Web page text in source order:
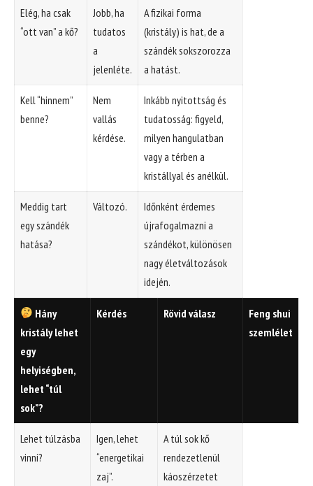
Elég, ha csak
“ott van” a kő?
Jobb, ha
tudatos
a
jelenléte.
A fizikai forma
(kristály) is hat, de a
szándék sokszorozza
a hatást.
Kell “hinnem”
benne?
Nem
vallás
kérdése.
Inkább nyitottság és
tudatosság: figyeld,
milyen hangulatban
vagy a térben a
kristállyal és anélkül.
Meddig tart
egy szándék
hatása?
Változó.
Időnként érdemes
újrafogalmazni a
szándékot, különösen
nagy életváltozások
idején.
Hány
kristály lehet
egy
helyiségben,
lehet “túl
sok”?
Kérdés Rövid válasz
Feng shui
szemlélet
Lehet túlzásba
vinni?
Igen, lehet
“energetikai
zaj”.
A túl sok kő
rendezetlenül
káoszérzetet